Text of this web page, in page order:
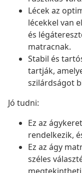
Lécek az
lécekkel van
és
matracnak.
Stabil és
tartják,
szilárdságot
Jó tudni:
Ez az
rendelkezik,
Ez az ágy
széles